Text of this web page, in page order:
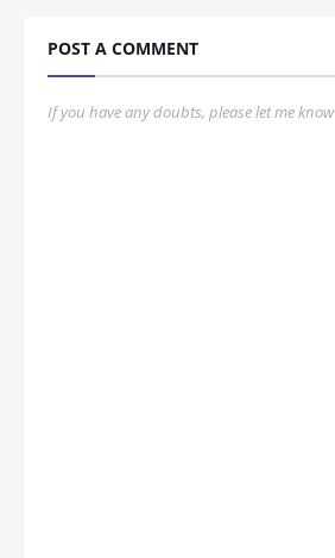
POST A COMMENT
If you have any doubts, please let me know